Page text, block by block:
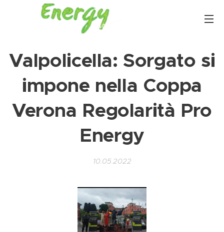
Valpolicella: Sorgato si
impone nella Coppa
Verona Regolarità Pro
Energy
10.05.2022